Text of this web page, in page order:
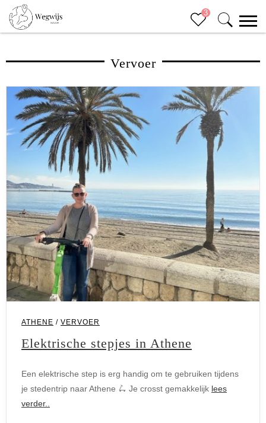
3
Bucketlist
Sluiten (x)
Vervoer
ATHENE / VERVOER
Elektrische stepjes in Athene
Een elektrische step is erg handig om te gebruiken tijdens
je stedentrip naar Athene 🛴 Je crosst gemakkelijk lees
verder..